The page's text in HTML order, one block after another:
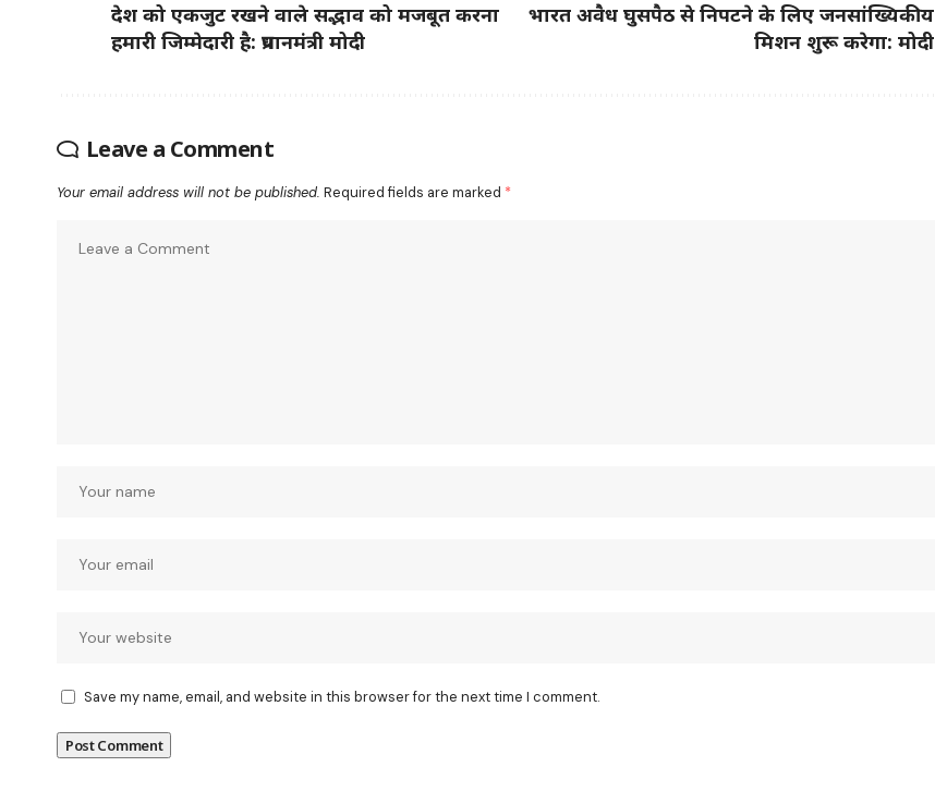
देश को एकजुट रखने वाले सद्भाव को मजबूत करना
हमारी जिम्मेदारी है: प्रधानमंत्री मोदी
भारत अवैध घुसपैठ से निपटने के लिए जनसांख्यिकीय
मिशन शुरू करेगा: मोदी
Leave a Comment
Your email address will not be published. Required fields are marked *
Save my name, email, and website in this browser for the next time I comment.